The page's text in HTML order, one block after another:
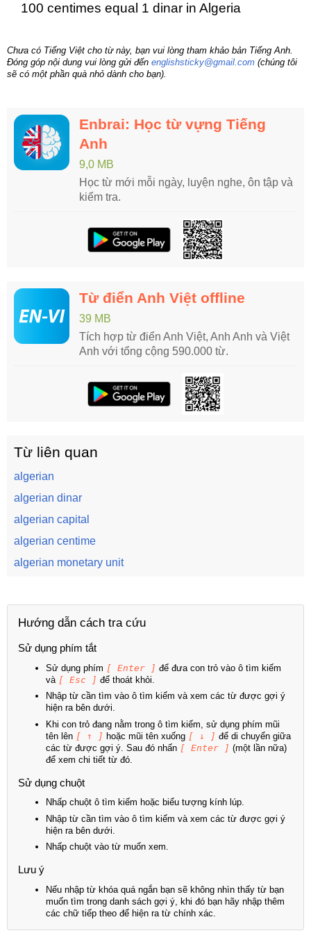
100 centimes equal 1 dinar in Algeria
Chưa có Tiếng Việt cho từ này, bạn vui lòng tham khảo bản Tiếng Anh.
Đóng góp nội dung vui lòng gửi đến englishsticky@gmail.com (chúng tôi
sẽ có một phần quà nhỏ dành cho bạn).
Enbrai: Học từ vựng Tiếng
Anh
9,0 MB
Học từ mới mỗi ngày, luyện nghe, ôn tập và
kiểm tra.
Từ điển Anh Việt offline
39 MB
Tích hợp từ điển Anh Việt, Anh Anh và Việt
Anh với tổng cộng 590.000 từ.
Từ liên quan
algerian
algerian dinar
algerian capital
algerian centime
algerian monetary unit
Hướng dẫn cách tra cứu
Sử dụng phím tắt
Sử dụng phím [ Enter ] để đưa con trỏ vào ô tìm kiếm
và [ Esc ] để thoát khỏi.
Nhập từ cần tìm vào ô tìm kiếm và xem các từ được gợi ý
hiện ra bên dưới.
Khi con trỏ đang nằm trong ô tìm kiếm, sử dụng phím mũi
tên lên [ ↑ ] hoặc mũi tên xuống [ ↓ ] để di chuyển giữa
các từ được gợi ý. Sau đó nhấn [ Enter ] (một lần nữa)
để xem chi tiết từ đó.
Sử dụng chuột
Nhấp chuột ô tìm kiếm hoặc biểu tượng kính lúp.
Nhập từ cần tìm vào ô tìm kiếm và xem các từ được gợi ý
hiện ra bên dưới.
Nhấp chuột vào từ muốn xem.
Lưu ý
Nếu nhập từ khóa quá ngắn bạn sẽ không nhìn thấy từ bạn
muốn tìm trong danh sách gợi ý, khi đó bạn hãy nhập thêm
các chữ tiếp theo để hiện ra từ chính xác.